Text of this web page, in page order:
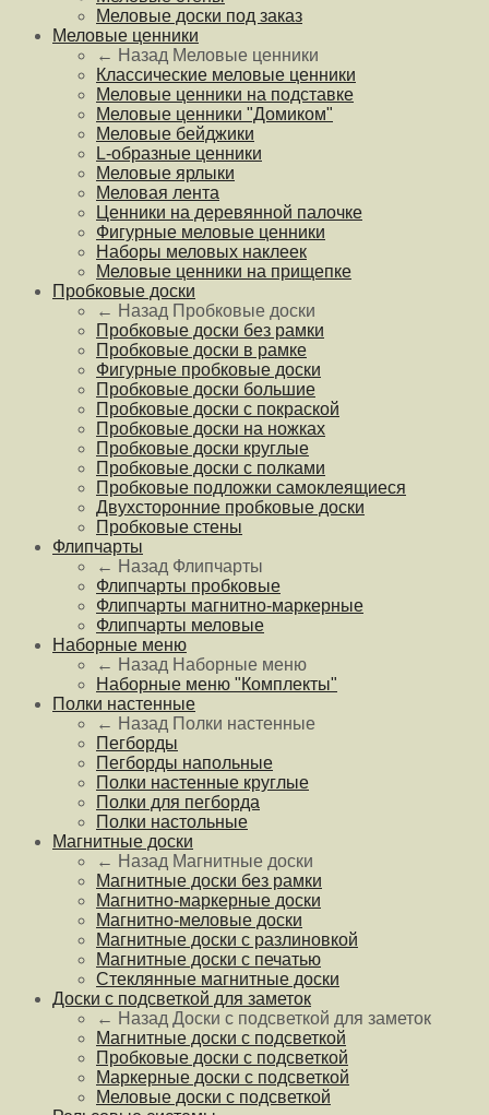
Меловые доски под заказ
Меловые ценники
← Назад Меловые ценники
Классические меловые ценники
Меловые ценники на подставке
Меловые ценники "Домиком"
Меловые бейджики
L-образные ценники
Меловые ярлыки
Меловая лента
Ценники на деревянной палочке
Фигурные меловые ценники
Наборы меловых наклеек
Меловые ценники на прищепке
Пробковые доски
← Назад Пробковые доски
Пробковые доски без рамки
Пробковые доски в рамке
Фигурные пробковые доски
Пробковые доски большие
Пробковые доски с покраской
Пробковые доски на ножках
Пробковые доски круглые
Пробковые доски с полками
Пробковые подложки самоклеящиеся
Двухсторонние пробковые доски
Пробковые стены
Флипчарты
← Назад Флипчарты
Флипчарты пробковые
Флипчарты магнитно-маркерные
Флипчарты меловые
Наборные меню
← Назад Наборные меню
Наборные меню "Комплекты"
Полки настенные
← Назад Полки настенные
Пегборды
Пегборды напольные
Полки настенные круглые
Полки для пегборда
Полки настольные
Магнитные доски
← Назад Магнитные доски
Магнитные доски без рамки
Магнитно-маркерные доски
Магнитно-меловые доски
Магнитные доски с разлиновкой
Магнитные доски с печатью
Стеклянные магнитные доски
Доски с подсветкой для заметок
← Назад Доски с подсветкой для заметок
Магнитные доски с подсветкой
Пробковые доски с подсветкой
Маркерные доски с подсветкой
Меловые доски с подсветкой